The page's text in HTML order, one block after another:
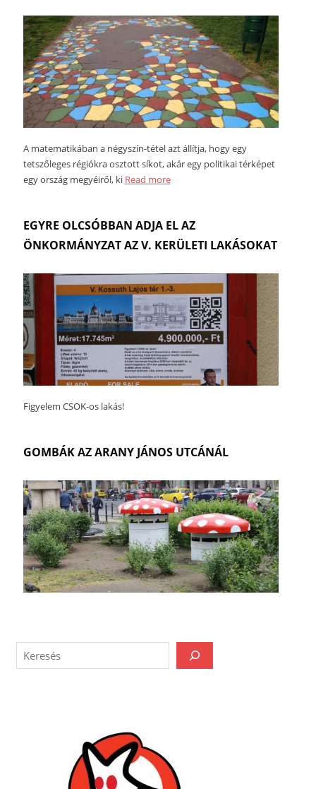
A matematikában a négyszín-tétel azt állítja, hogy egy
tetszőleges régiókra osztott síkot, akár egy politikai térképet
egy ország megyéiről, ki Read more
EGYRE OLCSÓBBAN ADJA EL AZ
ÖNKORMÁNYZAT AZ V. KERÜLETI LAKÁSOKAT
Figyelem CSOK-os lakás!
GOMBÁK AZ ARANY JÁNOS UTCÁNÁL